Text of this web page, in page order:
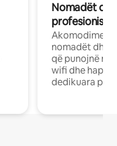
Nomadët
Akomodime
nomadët dhe
që punojnë në
wifi dhe
dedikuara